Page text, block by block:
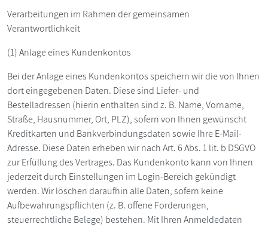
Verarbeitungen im Rahmen der gemeinsamen
Verantwortlichkeit
(1) Anlage eines Kundenkontos
Bei der Anlage eines Kundenkontos speichern wir die von Ihnen
dort eingegebenen Daten. Diese sind Liefer- und
Bestelladressen (hierin enthalten sind z. B. Name, Vorname,
Straße, Hausnummer, Ort, PLZ), sofern von Ihnen gewünscht
Kreditkarten und Bankverbindungsdaten sowie Ihre E-Mail-
Adresse. Diese Daten erheben wir nach Art. 6 Abs. 1 lit. b DSGVO
zur Erfüllung des Vertrages. Das Kundenkonto kann von Ihnen
jederzeit durch Einstellungen im Login-Bereich gekündigt
werden. Wir löschen daraufhin alle Daten, sofern keine
Aufbewahrungspflichten (z. B. offene Forderungen,
steuerrechtliche Belege) bestehen. Mit Ihren Anmeldedaten